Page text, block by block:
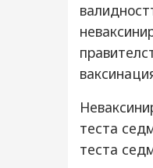
теста
теста